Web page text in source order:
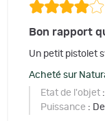
Bon rapport
Un petit pistolet
Acheté sur
Etat de l'objet
Puissance :